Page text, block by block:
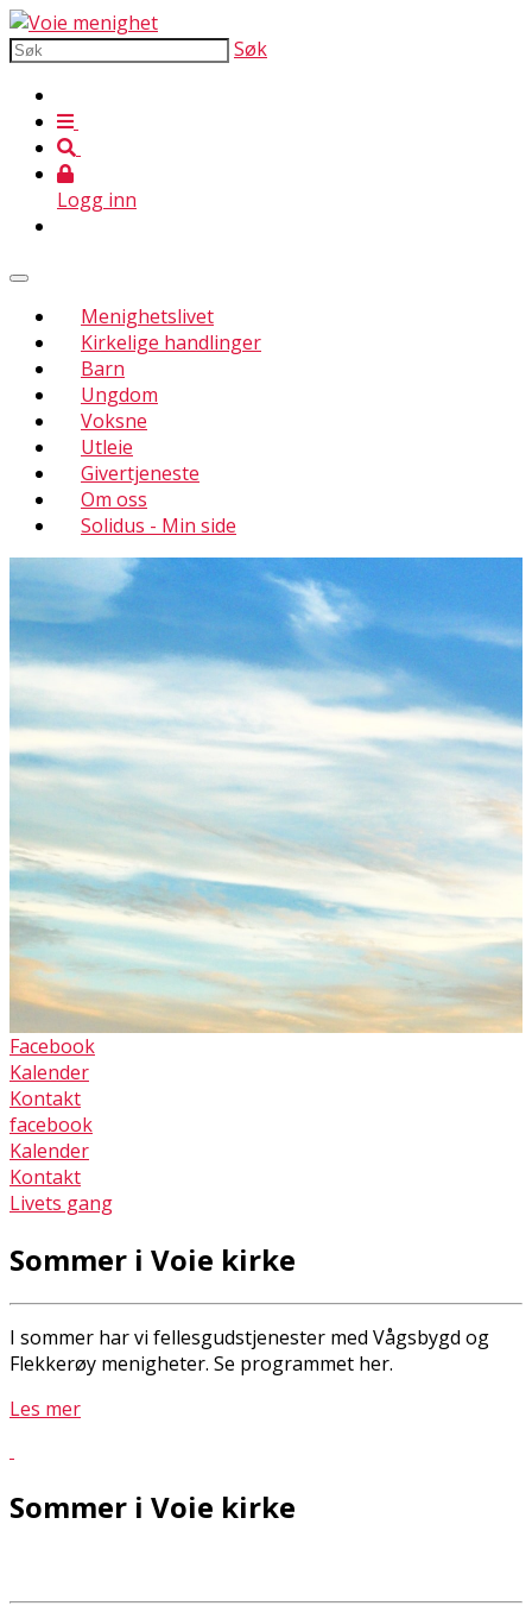
Søk
Logg inn
Menighetslivet
Kirkelige handlinger
Barn
Ungdom
Voksne
Utleie
Givertjeneste
Om oss
Solidus - Min side
Facebook
Kalender
Kontakt
facebook
Kalender
Kontakt
Livets gang
Sommer i Voie kirke
I sommer har vi fellesgudstjenester med Vågsbygd og
Flekkerøy menigheter. Se programmet her.
Les mer
Sommer i Voie kirke